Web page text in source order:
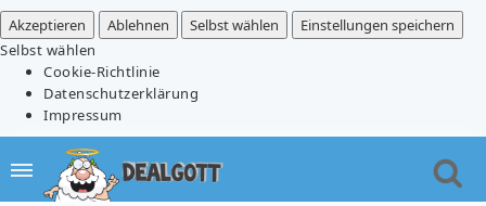
Akzeptieren
Ablehnen Selbst wählen
Einstellungen speichern
Selbst wählen
Cookie-Richtlinie
Datenschutzerklärung
Impressum